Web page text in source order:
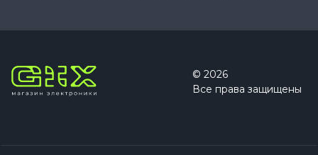
© 2026
Все права защищены